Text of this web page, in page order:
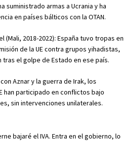
suministrado armas a Ucrania y ha
en países bálticos con la OTAN.
(Mali, 2018-2022): España tuvo tropas en
de la UE contra grupos yihadistas,
tras el golpe de Estado en ese país.
Aznar y la guerra de Irak, los
han participado en conflictos bajo
sin intervenciones unilaterales.
bajaré el IVA. Entra en el gobierno, lo